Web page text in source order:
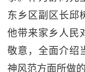
东乡区副区长邱
他带来家乡人民
敬意，全面介绍
神风范方面所做的